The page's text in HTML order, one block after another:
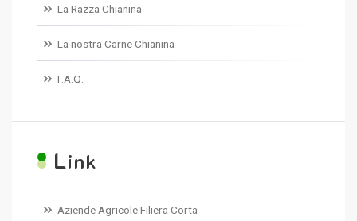
La Razza Chianina
La nostra Carne Chianina
F.A.Q.
Link
Aziende Agricole Filiera Corta